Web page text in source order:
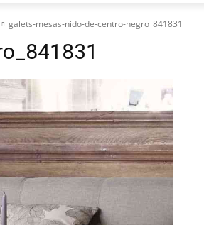
galets-mesas-nido-de-centro-negro_841831